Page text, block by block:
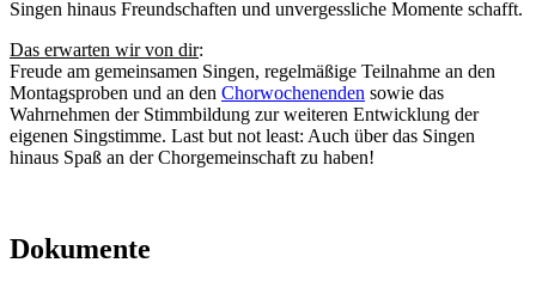
Singen hinaus Freundschaften und unvergessliche Momente schafft.
Das erwarten wir von dir:
Freude am gemeinsamen Singen, regelmäßige Teilnahme an den
Montagsproben und an den Chorwochenenden sowie das
Wahrnehmen der Stimmbildung zur weiteren Entwicklung der
eigenen Singstimme. Last but not least: Auch über das Singen
hinaus Spaß an der Chorgemeinschaft zu haben!
Dokumente